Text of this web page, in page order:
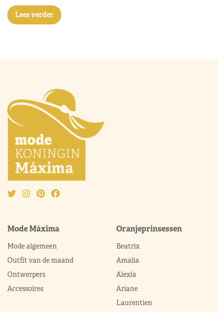
Lees verder
Mode Máxima
Mode algemeen
Outfit van de maand
Ontwerpers
Accessoires
Oranjeprinsessen
Beatrix
Amalia
Alexia
Ariane
Laurentien